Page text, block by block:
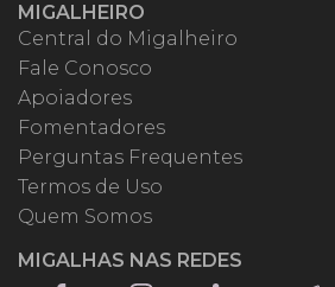
MIGALHEIRO
Central do Migalheiro
Fale Conosco
Apoiadores
Fomentadores
Perguntas Frequentes
Termos de Uso
Quem Somos
MIGALHAS NAS REDES